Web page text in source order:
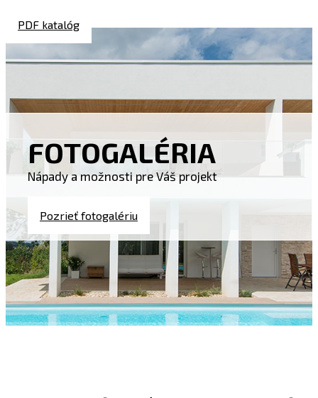
PDF katalóg
FOTOGALÉRIA
Nápady a možnosti pre Váš projekt
Pozrieť fotogalériu